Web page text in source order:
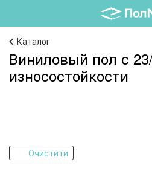
Каталог
Виниловый пол с
износостойкости
Очистити